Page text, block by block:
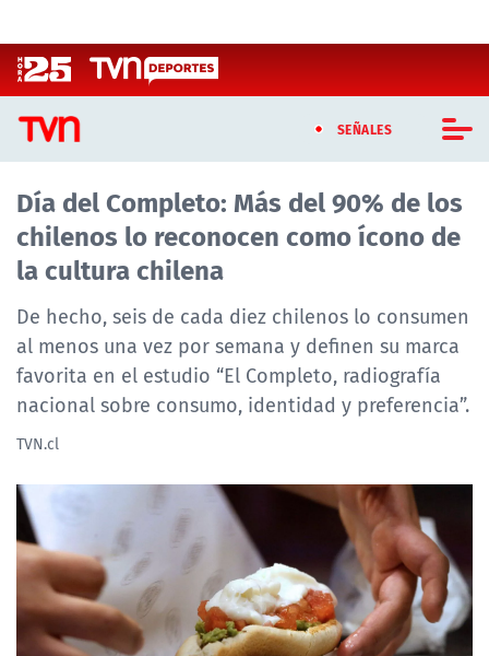
SEÑALES
CASTING MASTERCHEF CHILE
CASTING TVN VERTICAL
TVN VERTICAL
TVN PLAY
PROGRAMAS
NTV
ACTUALIDAD Y TENDENCIAS
CORPORATIVO Y TRANSPARENCIA
Día del Completo: Más del 90% de los
chilenos lo reconocen como ícono de
la cultura chilena
De hecho, seis de cada diez chilenos lo consumen
al menos una vez por semana y definen su marca
favorita en el estudio “El Completo, radiografía
nacional sobre consumo, identidad y preferencia”.
TVN.cl